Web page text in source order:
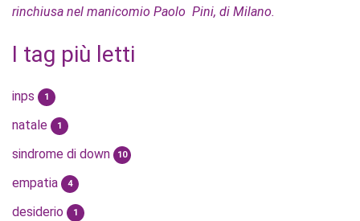
rinchiusa nel manicomio Paolo Pini, di Milano.
I tag più letti
inps 1
natale 1
sindrome di down 10
empatia 4
desiderio 1